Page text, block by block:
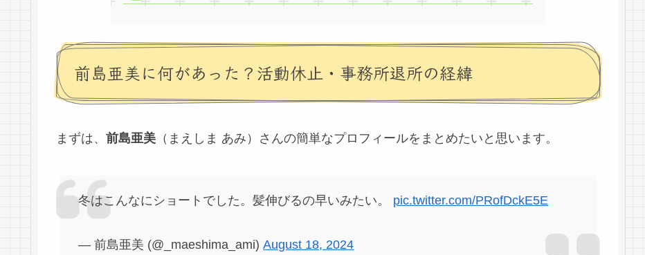
前島亜美に何があった？活動休止・事務所退所の経緯
まずは、 前島亜美 （まえしま あみ）さんの簡単なプロフィールをまとめたいと思います。
冬はこんなにショートでした。髪伸びるの早いみたい。 pic.twitter.com/PRofDckE5E
— 前島亜美 (@_maeshima_ami)August 18, 2024